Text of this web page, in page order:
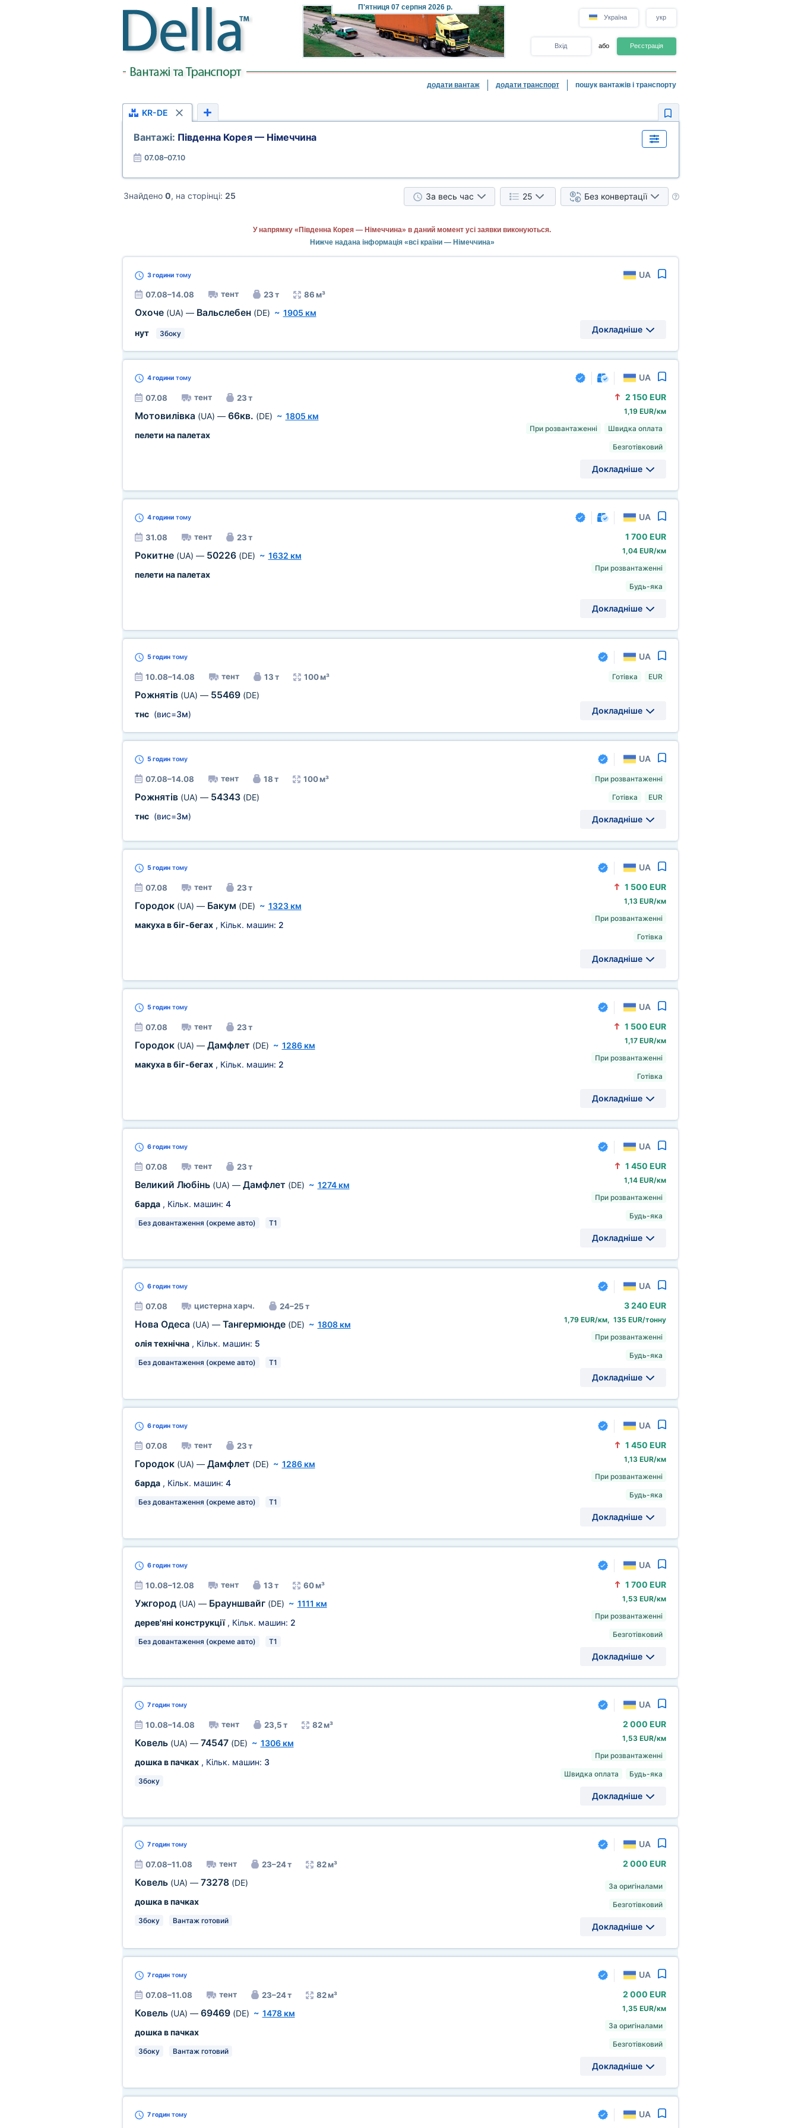
П'ятниця07 серпня 2026 р.
Україна укр
Вхід або Реєстрація
додати вантаж додати транспорт пошук вантажів і транспорту
KR-DE
Вантажі: Південна Корея — Німеччина
07.08–07.10
Знайдено 0, на сторінці: 25 За весь час 25 Без конвертації
У напрямку «Південна Корея — Німеччина» в даний момент усі заявки виконуються.
Нижче надана інформація «всі країни — Німеччина»
3 годинитому UA
07.08–14.08 тент 23 т 86 м³
Охоче (UA) — Вальслебен (DE) ~ 1905 км
нут
Збоку Докладніше
4 годинитому UA
07.08 тент 23 т
Мотовилівка (UA) — 66кв. (DE) ~ 1805 км
пелети на палетах
2 150 EUR
1,19 EUR/км
При розвантаженні
Швидка оплата
Безготівковий
Докладніше
4 годинитому UA
31.08 тент 23 т
Рокитне (UA) — 50226 (DE) ~ 1632 км
пелети на палетах
1 700 EUR
1,04 EUR/км
При розвантаженні
Будь-яка
Докладніше
5 годинтому UA
10.08–14.08 тент 13 т 100 м³
Рожнятів (UA) — 55469 (DE)
тнс(вис=3м)
Готівка EUR
Докладніше
5 годинтому UA
07.08–14.08 тент 18 т 100 м³
Рожнятів (UA) — 54343 (DE)
тнс(вис=3м)
При розвантаженні
Готівка EUR
Докладніше
5 годинтому UA
07.08 тент 23 т
Городок (UA) — Бакум (DE) ~ 1323 км
макуха в біг-бегах, Кільк. машин: 2
1 500 EUR
1,13 EUR/км
При розвантаженні
Готівка
Докладніше
5 годинтому UA
07.08 тент 23 т
Городок (UA) — Дамфлет (DE) ~ 1286 км
макуха в біг-бегах, Кільк. машин: 2
1 500 EUR
1,17 EUR/км
При розвантаженні
Готівка
Докладніше
6 годинтому UA
07.08 тент 23 т
Великий Любінь (UA) — Дамфлет (DE) ~ 1274 км
барда, Кільк. машин: 4
Без довантаження (окреме авто) T1
1 450 EUR
1,14 EUR/км
При розвантаженні
Будь-яка
Докладніше
6 годинтому UA
07.08 цистерна харч. 24–25 т
Нова Одеса (UA) — Тангермюнде (DE) ~ 1808 км
олія технічна, Кільк. машин: 5
Без довантаження (окреме авто) T1
3 240 EUR
1,79 EUR/км, 135 EUR/тонну
При розвантаженні
Будь-яка
Докладніше
6 годинтому UA
07.08 тент 23 т
Городок (UA) — Дамфлет (DE) ~ 1286 км
барда, Кільк. машин: 4
Без довантаження (окреме авто) T1
1 450 EUR
1,13 EUR/км
При розвантаженні
Будь-яка
Докладніше
6 годинтому UA
10.08–12.08 тент 13 т 60 м³
Ужгород (UA) — Брауншвайг (DE) ~ 1111 км
дерев'яні конструкції, Кільк. машин: 2
Без довантаження (окреме авто) T1
1 700 EUR
1,53 EUR/км
При розвантаженні
Безготівковий
Докладніше
7 годинтому UA
10.08–14.08 тент 23,5 т 82 м³
Ковель (UA) — 74547 (DE) ~ 1306 км
дошка в пачках, Кільк. машин: 3
Збоку
2 000 EUR
1,53 EUR/км
При розвантаженні
Швидка оплата Будь-яка
Докладніше
7 годинтому UA
07.08–11.08 тент 23–24 т 82 м³
Ковель (UA) — 73278 (DE)
дошка в пачках
Збоку Вантаж готовий
2 000 EUR
За оригіналами
Безготівковий
Докладніше
7 годинтому UA
07.08–11.08 тент 23–24 т 82 м³
Ковель (UA) — 69469 (DE) ~ 1478 км
дошка в пачках
Збоку Вантаж готовий
2 000 EUR
1,35 EUR/км
За оригіналами
Безготівковий
Докладніше
7 годинтому UA